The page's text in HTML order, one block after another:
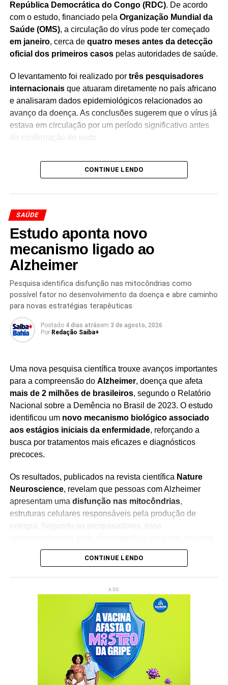
verificar a situação da carteira de imunização e, quando
indicado, receber a dose recomendada. A iniciativa
integra o conjunto de ações voltadas ao fortalecimento da
cobertura vacinal e ao controle da circulação do vírus no
Redação Saiba+
República Democrática do Congo (RDC). De acordo
com o estudo, financiado pela Organização Mundial da
Saúde (OMS), a circulação do vírus pode ter começado
em janeiro, cerca de quatro meses antes da detecção
oficial dos primeiros casospelas autoridades de saúde.
O levantamento foi realizado por três pesquisadores
internacionaisque atuaram diretamente no país africano
e analisaram dados epidemiológicos relacionados ao
avanço da doença. As conclusões sugerem que o vírus já
estava em circulação por um período significativo antes
da confirmação do surto.
Considerado o segundo maior surto de Ebola já
registrado na República Democrática do Congo
sanitárias em alerta diante do risco de novos casos e da
necessidade de intensificar as medidas de vigilância
epidemiológica.
Segundo os pesquisadores, a identificação tardia da
transmissão pode ter contribuído para a disseminação da
doença, dificultando as estratégias iniciais de contenção.
O diagnóstico precoce e o monitoramento contínuo
são considerados fundamentais para reduzir a
propagação do vírus e proteger as populações mais
vulneráveis.
A investigação reforça a importância de investimentos em
rápida a surtos de doenças infecciosas, especialmente
em regiões onde o acesso aos serviços de saúde
enfrenta desafios estruturais.
Enquanto as autoridades seguem monitorando a
evolução do cenário, a comunidade científica destaca
que novos estudos serão essenciais para
compreender a origem da transmissão, aperfeiçoar as
ações de controle e fortalecer a preparação para
futuras emergências sanitárias.
CONTINUE LENDO
SAÚDE
Estudo aponta novo
mecanismo ligado ao
Alzheimer
Pesquisa identifica disfunção nas mitocôndrias como
possível fator no desenvolvimento da doença e abre caminho
para novas estratégias terapêuticas
Postado 4 dias atrásem 3 de agosto, 2026
Por Redação Saiba+
Uma nova pesquisa científica trouxe avanços importantes
para a compreensão do Alzheimer, doença que afeta
mais de 2 milhões de brasileiros, segundo o Relatório
Nacional sobre a Demência no Brasil de 2023. O estudo
identificou um novo mecanismo biológico associado
aos estágios iniciais da enfermidade, reforçando a
busca por tratamentos mais eficazes e diagnósticos
precoces.
Os resultados, publicados na revista científica Nature
Neuroscience, revelam que pessoas com Alzheimer
apresentam uma disfunção nas mitocôndrias,
estruturas celulares responsáveis pela produção de
energia. Segundo os pesquisadores, esse
na progressão da doença.
no cérebro, indicando que o organismo perde a
capacidade de reciclar adequadamente as mitocôndrias
danificadas. Esse processo compromete o funcionamento
das células cerebrais e pode contribuir para o avanço da
degeneração neurológica.
A descoberta representa um importante avanço na
compreensão dos mecanismos envolvidos na
CONTINUE LENDO
ADS